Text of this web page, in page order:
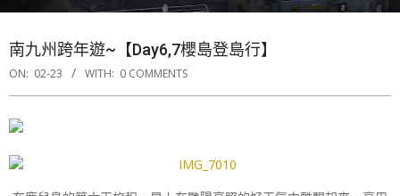
南九州跨年遊~【Day6,7櫻島登島行】
ON: 02-23 WITH: 0 COMMENTS